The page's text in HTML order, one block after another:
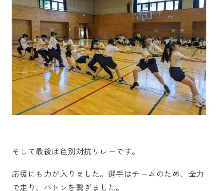
そして最後は色別対抗リレーです。
応援にも力が入りました。選手はチームのため、全力
で走り、バトンを繋ぎました。